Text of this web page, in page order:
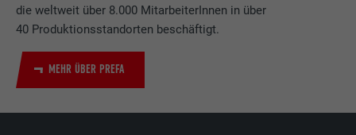
die weltweit über 8.000 MitarbeiterInnen in über
40 Produktionsstandorten beschäftigt.
MEHR ÜBER PREFA